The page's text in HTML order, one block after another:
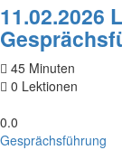
11.02.2026
45 Minuten
0 Lektionen
0.0
Gesprächsführung